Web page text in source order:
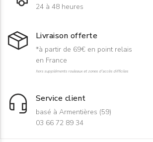
24 à 48 heures
Livraison offerte
*à partir de 69€ en point relais
en France
hors suppléments rouleaux et zones d'accès difficiles
Service client
basé à Armentières (59)
03 66 72 89 34